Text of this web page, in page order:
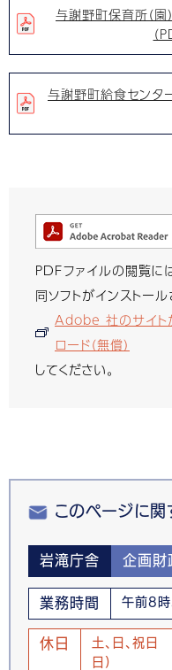
与謝野町保育所（園
（
与謝野町給食センタ
PDFファイルの閲覧
同ソフトがインストー
Adobe 社のサイ
ロード（無償）
してください。
このページに
岩滝庁舎 企画財
業務時間 午前8
休日
土、日、祝
日)